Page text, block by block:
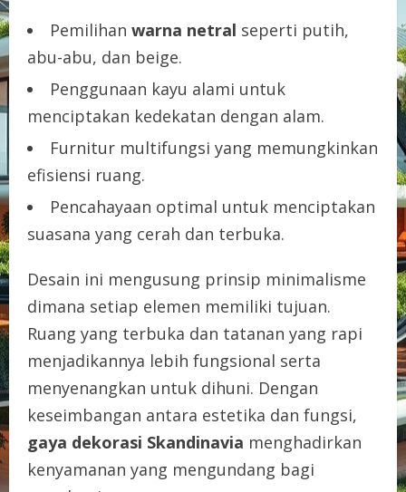
Pemilihan warna netral seperti putih,
abu-abu, dan beige.
Penggunaan kayu alami untuk
menciptakan kedekatan dengan alam.
Furnitur multifungsi yang memungkinkan
efisiensi ruang.
Pencahayaan optimal untuk menciptakan
suasana yang cerah dan terbuka.
Desain ini mengusung prinsip minimalisme
dimana setiap elemen memiliki tujuan.
Ruang yang terbuka dan tatanan yang rapi
menjadikannya lebih fungsional serta
menyenangkan untuk dihuni. Dengan
keseimbangan antara estetika dan fungsi,
gaya dekorasi Skandinavia menghadirkan
kenyamanan yang mengundang bagi